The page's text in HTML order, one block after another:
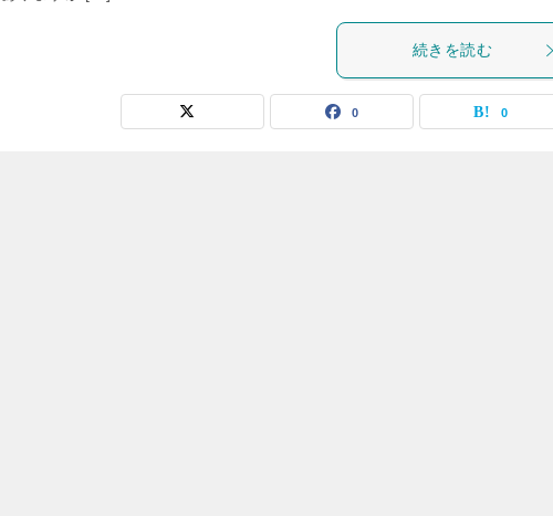
続きを読む
0 0